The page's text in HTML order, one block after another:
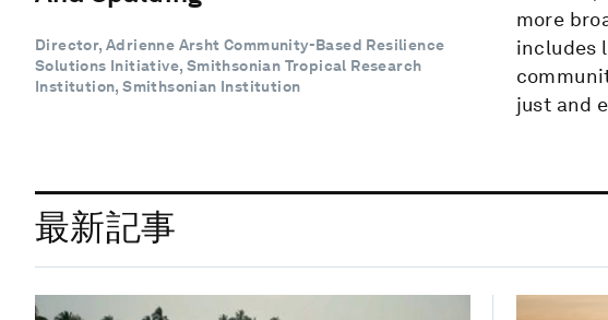
Director, Adrienne Arsht Community-Based Resilience
Solutions Initiative, Smithsonian Tropical Research
Institution, Smithsonian Institution
more
includes
just and
最新記事